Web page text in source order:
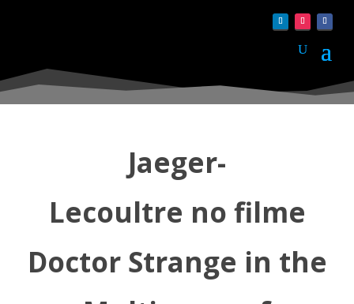
Jaeger-
Lecoultre no filme
Doctor Strange in the